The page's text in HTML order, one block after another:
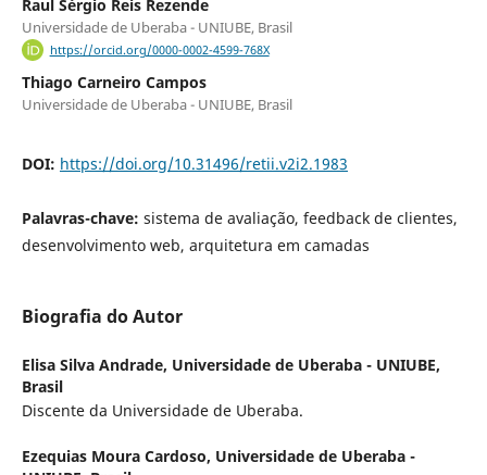
Raul Sérgio Reis Rezende
Universidade de Uberaba - UNIUBE, Brasil
https://orcid.org/0000-0002-4599-768X
Thiago Carneiro Campos
Universidade de Uberaba - UNIUBE, Brasil
DOI: https://doi.org/10.31496/retii.v2i2.1983
Palavras-chave: sistema de avaliação, feedback de clientes,
desenvolvimento web, arquitetura em camadas
Biografia do Autor
Elisa Silva Andrade, Universidade de Uberaba - UNIUBE,
Brasil
Discente da Universidade de Uberaba.
Ezequias Moura Cardoso, Universidade de Uberaba -